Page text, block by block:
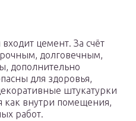
цемент. За счёт
долговечным,
дополнительно
для здоровья,
штукатурки
как внутри помещения,
работ.